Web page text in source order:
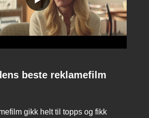
beste reklamefilm
gikk helt til topps og fikk